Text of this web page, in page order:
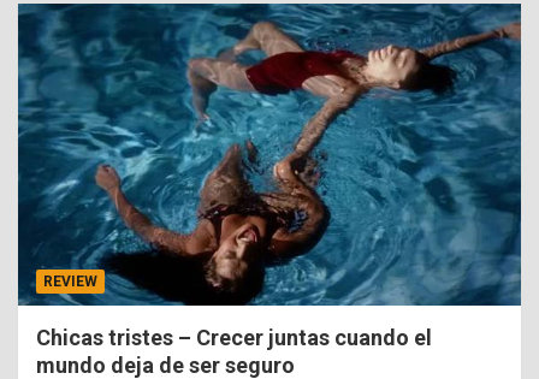
REVIEW
Chicas tristes – Crecer juntas cuando el
mundo deja de ser seguro